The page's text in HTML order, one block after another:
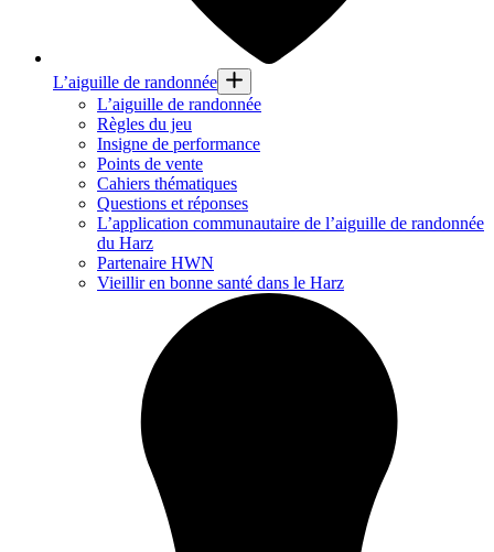
L’aiguille de randonnée
L’aiguille de randonnée
Règles du jeu
Insigne de performance
Points de vente
Cahiers thématiques
Questions et réponses
L’application communautaire de l’aiguille de randonnée
du Harz
Partenaire HWN
Vieillir en bonne santé dans le Harz